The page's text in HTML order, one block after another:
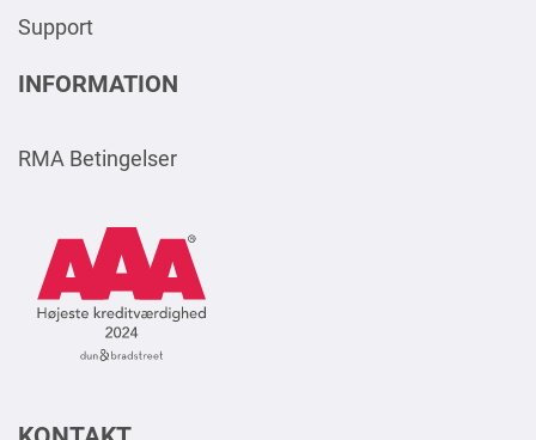
Support
INFORMATION
RMA Betingelser